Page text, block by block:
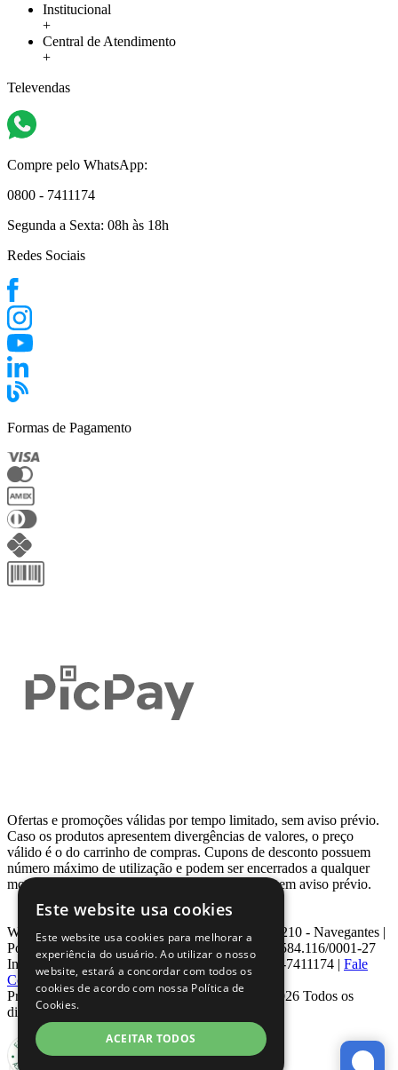
Institucional
+
Central de Atendimento
+
Televendas
Compre pelo WhatsApp:
0800 - 7411174
Segunda a Sexta: 08h às 18h
Redes Sociais
Formas de Pagamento
Ofertas e promoções válidas por tempo limitado, sem aviso prévio.
Caso os produtos apresentem divergências de valores, o preço
válido é o do carrinho de compras. Cupons de desconto possuem
número máximo de utilização e podem ser encerrados a qualquer
momento, de acordo com sua disponibilidade e sem aviso prévio.
Webcontinental LTDA | Travessa Venezuela, Nº 210 - Navegantes |
Porto Alegre - RS - CEP: 90.240-220 CNPJ: 08.584.116/0001-27
Inscrição Estadual: 0963171399 | Telefone: 0800-7411174 | Fale
Conosco|ouvidoria@webcontinental.com.br
Proibida reprodução total ou parcial | © 2007 - 2026 Todos os
direitos reservados - WebContinental
Este website usa cookies
Este website usa cookies para melhorar a
experiência do usuário. Ao utilizar o nosso
website, estará a concordar com todos os
cookies de acordo com nossa Política de
Cookies.
ACEITAR TODOS